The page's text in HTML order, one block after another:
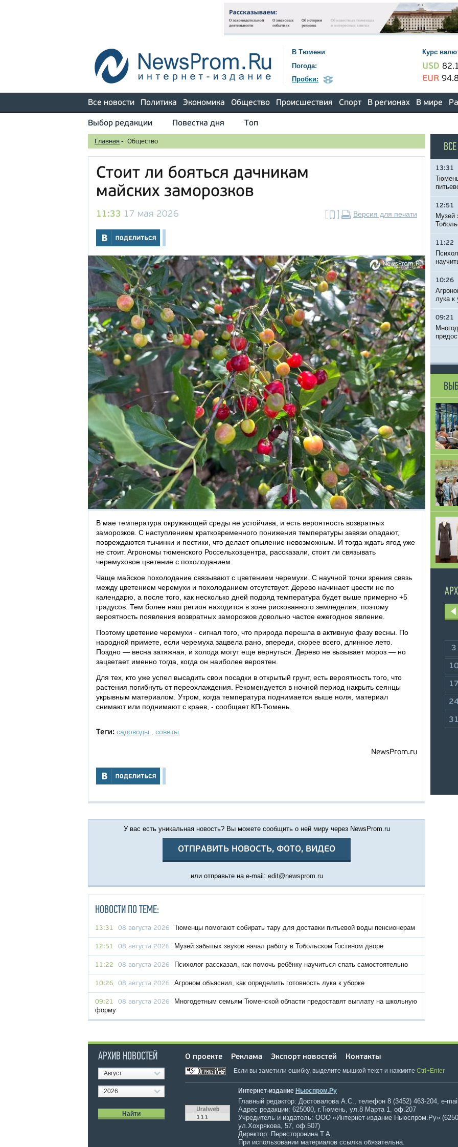
В Тюмени
Погода:
Пробки:
Курс
USD
EUR
Все новости Политика Экономика Общество Происшествия Спорт В регионах В мире
Выбор редакции Повестка дня Топ
Главная - Общество
Стоит ли бояться дачникам
майских заморозков
11:33 17 мая 2026 Версия для печати
В мае температура окружающей среды не устойчива, и есть вероятность возвратных
заморозков. С наступлением кратковременного понижения температуры завязи опадают,
повреждаются тычинки и пестики, что делает опыление невозможным. И тогда ждать ягод уже
не стоит. Агрономы тюменского Россельхозцентра, рассказали, стоит ли связывать
черемуховое цветение с похолоданием.
Чаще майское похолодание связывают с цветением черемухи. С научной точки зрения связь
между цветением черемухи и похолоданием отсутствует. Дерево начинает цвести не по
календарю, а после того, как несколько дней подряд температура будет выше примерно +5
градусов. Тем более наш регион находится в зоне рискованного земледелия, поэтому
вероятность появления возвратных заморозков довольно частое ежегодное явление.
Поэтому цветение черемухи - сигнал того, что природа перешла в активную фазу весны. По
народной примете, если черемуха зацвела рано, впереди, скорее всего, длинное лето.
Поздно — весна затяжная, и холода могут еще вернуться. Дерево не вызывает мороз — но
зацветает именно тогда, когда он наиболее вероятен.
Для тех, кто уже успел высадить свои посадки в открытый грунт, есть вероятность того, что
растения погибнуть от переохлаждения. Рекомендуется в ночной период накрыть сеянцы
укрывным материалом. Утром, когда температура поднимается выше ноля, материал
снимают или поднимают с краев, - сообщает КП-Тюмень.
Теги: садоводы советы
NewsProm.ru
У вас есть уникальная новость? Вы можете сообщить о ней миру через NewsProm.ru
ОТПРАВИТЬ НОВОСТЬ, ФОТО, ВИДЕО
или отправьте на e-mail: edit@newsprom.ru
НОВОСТИ ПО ТЕМЕ:
13:31 08 августа 2026 Тюменцы помогают собирать тару для доставки питьевой воды пенсионерам
12:51 08 августа 2026 Музей забытых звуков начал работу в Тобольском Гостином дворе
11:22 08 августа 2026 Психолог рассказал, как помочь ребёнку научиться спать самостоятельно
10:26 08 августа 2026 Агроном объяснил, как определить готовность лука к уборке
09:21 08 августа 2026
Многодетным семьям Тюменской области предоставят выплату на школьную
форму
13:31
12:51
Музей
11:22
10:26
лука к
09:21
3
17
31
АРХИВ НОВОСТЕЙ
Август
2026
О проекте Реклама Экспорт новостей Контакты
Если вы заметили ошибку, выделите мышкой текст и нажмите Ctrl+Enter
Интернет-издание Ньюспром.Ру
Главный редактор: Достовалова А.С., телефон 8 (3452) 463-204, e-
Адрес редакции: 625000, г.Тюмень, ул.8 Марта 1, оф.207
Учредитель и издатель: ООО «Интернет-издание Ньюспром.Ру»
ул.Хохрякова, 57, оф.507)
Директор: Пересторонина Т.А.
При использовании материалов ссылка обязательна.